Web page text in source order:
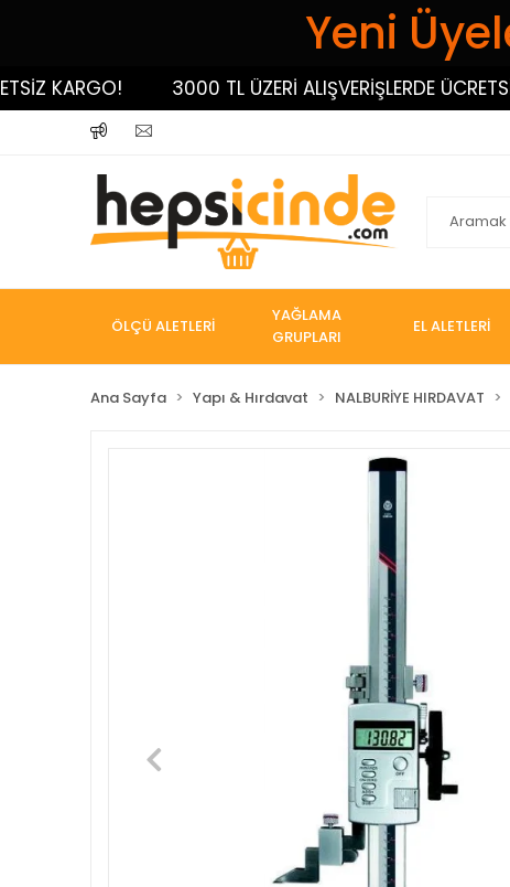
Yeni
KARGO! 3000 TL ÜZERİ ALIŞVERİŞLERDE ÜCRETSİZ
ÖLÇÜ ALETLERİ
YAĞLAMA
GRUPLARI
EL ALETLERİ
Ana Sayfa Yapı & Hırdavat NALBURİYE HIRDAVAT